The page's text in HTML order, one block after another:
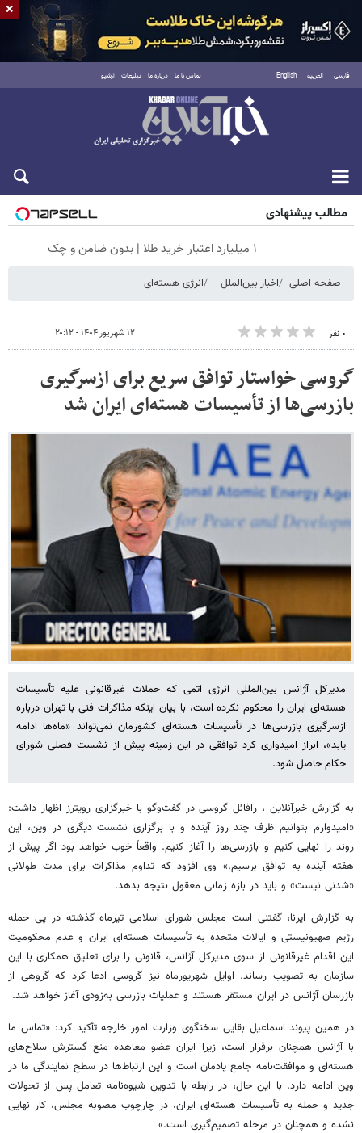
فارسی العربية English تماس با ما درباره ما تبلیغات آرشیو
جمعه ۱۶ مرداد ۱۴۰۵
مطالب پیشنهادی
۱ میلیارد اعتبار خرید طلا | بدون ضامن و چک
صفحه اصلی اخبار بین‌الملل انرژی هسته‌ای
۰ نفر ۱۲ شهریور ۱۴۰۴ - ۲۰:۱۲
گروسی خواستار توافق سریع برای ازسرگیری
بازرسی‌ها از تأسیسات هسته‌ای ایران شد
مدیرکل آژانس بین‌المللی انرژی اتمی که حملات غیرقانونی علیه تأسیسات
هسته‌ای ایران را محکوم نکرده است، با بیان اینکه مذاکرات فنی با تهران درباره
ازسرگیری بازرسی‌ها در تأسیسات هسته‌ای کشورمان نمی‌تواند «ماه‌ها ادامه
یابد»، ابراز امیدواری کرد توافقی در این زمینه پیش از نشست فصلی شورای
حکام حاصل شود.
به گزارش خبرآنلاین ، رافائل گروسی در گفت‌وگو با خبرگزاری رویترز اظهار داشت:
«امیدوارم بتوانیم ظرف چند روز آینده و با برگزاری نشست دیگری در وین، این
روند را نهایی کنیم و بازرسی‌ها را آغاز کنیم. واقعاً خوب خواهد بود اگر پیش از
هفته آینده به توافق برسیم.» وی افزود که تداوم مذاکرات برای مدت طولانی
«شدنی نیست» و باید در بازه زمانی معقول نتیجه بدهد.
به گزارش ایرنا، گفتنی است مجلس شورای اسلامی تیرماه گذشته در پی حمله
رژیم صهیونیستی و ایالات متحده به تأسیسات هسته‌ای ایران و عدم محکومیت
این اقدام غیرقانونی از سوی مدیرکل آژانس، قانونی را برای تعلیق همکاری با این
سازمان به تصویب رساند. اوایل شهریورماه نیز گروسی ادعا کرد که گروهی از
بازرسان آژانس در ایران مستقر هستند و عملیات بازرسی به‌زودی آغاز خواهد شد.
در همین پیوند اسماعیل بقایی سخنگوی وزارت امور خارجه تأکید کرد: «تماس ما
با آژانس همچنان برقرار است، زیرا ایران عضو معاهده منع گسترش سلاح‌های
هسته‌ای و موافقت‌نامه جامع پادمان است و این ارتباط‌ها در سطح نمایندگی ما در
وین ادامه دارد. با این حال، در رابطه با تدوین شیوه‌نامه تعامل پس از تحولات
جدید و حمله به تأسیسات هسته‌ای ایران، در چارچوب مصوبه مجلس، کار نهایی
نشده و همچنان در مرحله تصمیم‌گیری است.»
×